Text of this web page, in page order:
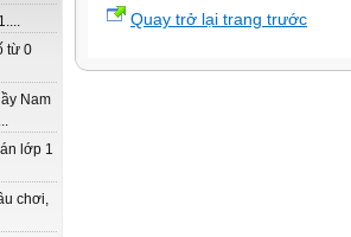
từ 0
Nam
lớp 1
chơi,
Quay trở lại trang trước